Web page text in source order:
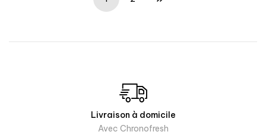
Livraison à domicile
Avec Chronofresh